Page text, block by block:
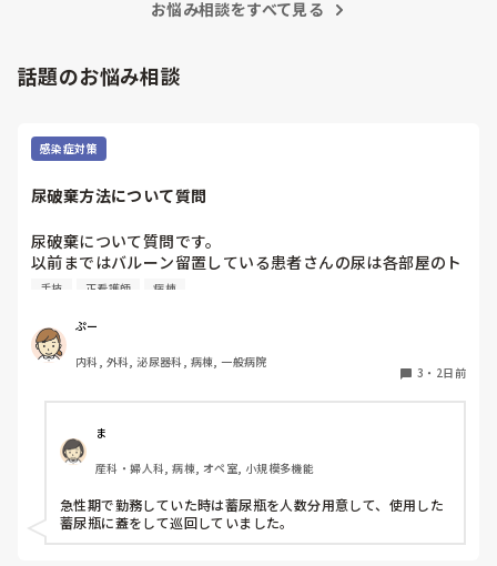
うではないと。とにかく怒って話になりません。
るのも嫌です。ですが、このまま病棟のお荷物になるなら辞
みなさん、旦那さんは理解ありますか？分かった上で結婚し
お悩み相談をすべて見る
話題のお悩み相談
感染症対策
尿破棄方法について質問
尿破棄について質問です。
以前まではバルーン留置している患者さんの尿は各部屋のト
イレに破棄する形でしたが、感染予防上汚物処理室でのみ破
物処理室に持っていくという非効率な方法になってます。尿
破棄人数は10人近くになるので病室と汚物処理室を10往復
する形に。結果尿破棄に時間がかかってます。
ットしワゴン下段に乗せて破棄していき最後まとめて汚物処
理室で破棄してたのでその方法はダメなのか？と疑問抱いて
ます。もちろん汚物見えないようワゴンにカバーする等対策
して。
皆さんの病棟ではどのような方法取られてますか？
手技 正看護師 病棟
ぷー
内科, 外科, 泌尿器科, 病棟, 一般病院
3 ・ 2日前
ま
産科・婦人科, 病棟, オペ室, 小規模多機能
急性期で勤務していた時は蓄尿瓶を人数分用意して、使用した
蓄尿瓶に蓋をして巡回していました。